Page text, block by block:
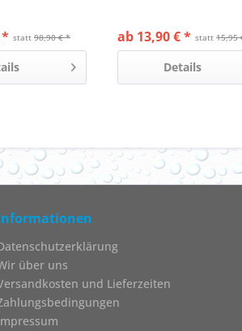
statt 98,90 € *
* statt 15,95
ab 13,90 € *
Details
über uns
und Lieferzeiten